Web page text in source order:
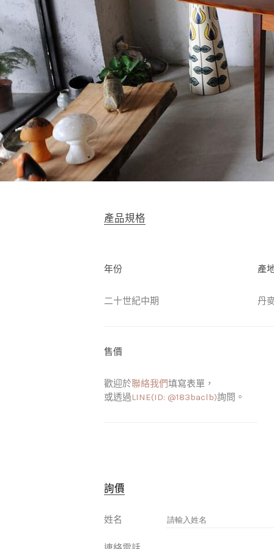
產品規格
年份
二十世紀中期
產
丹
售價
歡迎於聯絡我們填寫表單，
或透過LINE(ID: @183baclb)詢問。
詢價
姓名